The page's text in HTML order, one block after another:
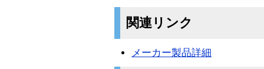
関連リンク
メーカー製品詳細